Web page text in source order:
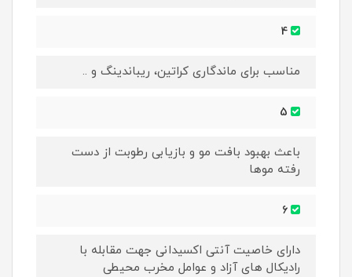
مناسب برای ماندگاری کراتین، ریباندینگ و ..
باعث بهبود بافت مو و بازیابی رطوبت از دست
رفته موها
دارای خاصیت آنتی اکسیدانی جهت مقابله با
رادیکال های آزاد و عوامل مخرب محیطی